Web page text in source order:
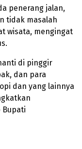
penerang jalan,
tidak masalah
wisata, mengingat
di pinggir
dan para
dan yang lainnya
Bupati